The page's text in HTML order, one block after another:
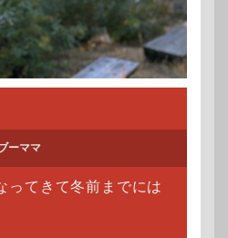
ーママ
ってきて冬前までには